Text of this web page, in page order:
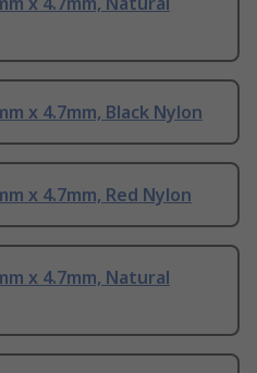
x 4.7mm, Black Nylon
x 4.7mm, Red Nylon
x 4.7mm, Natural